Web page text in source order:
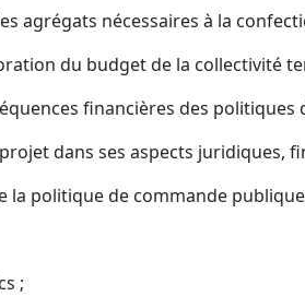
agrégats nécessaires à la
du budget de la collectivité
financières des politiques
dans ses aspects juridiques,
politique de commande publique
;